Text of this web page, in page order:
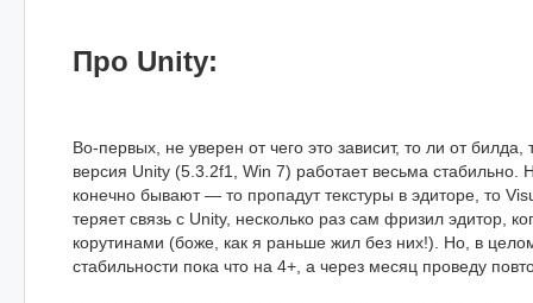
Про Unity:
Во-первых, не уверен от чего это зависит, то ли от
версия Unity (5.3.2f1, Win 7) работает весьма стабильно.
конечно бывают — то пропадут текстуры в эдиторе, то
теряет связь с Unity, несколько раз сам фризил эдитор,
корутинами (боже, как я раньше жил без них!). Но, в
стабильности пока что на 4+, а через месяц проведу